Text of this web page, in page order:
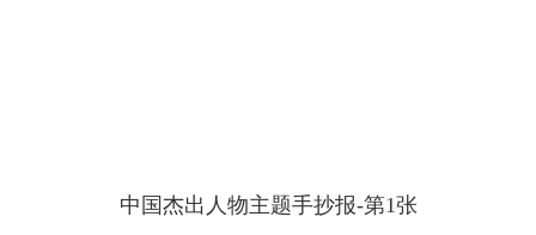
中国杰出人物主题手抄报-第1张